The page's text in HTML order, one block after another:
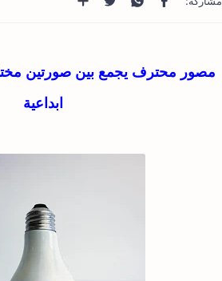
مصور محترف يجمع بين صورتين
ابداعية